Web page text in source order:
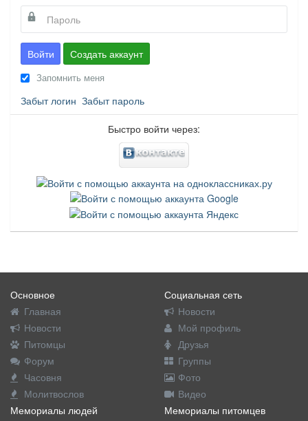
Войти Создать аккаунт
Запомнить меня
Забыт логин Забыт пароль
Быстро войти через:
Основное
Главная
Новости
Питомцы
Форум
Часовня
Молитвослов
Социальная сеть
Новости
Мой профиль
Друзья
Группы
Фото
Видео
Мемориалы людей
Мемориалы питомцев